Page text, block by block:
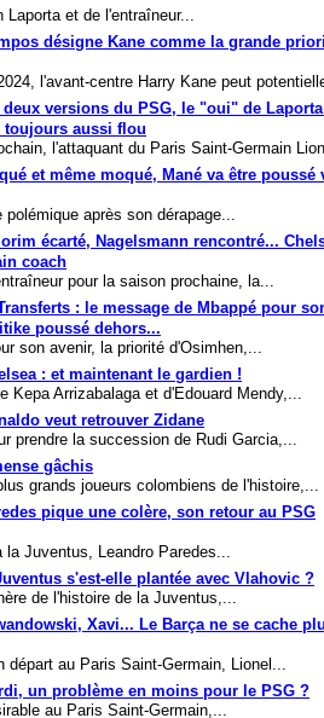
Laporta et de l'entraîneur...
désigne Kane comme la grande
l'avant-centre Harry Kane peut
deux versions du PSG, le "oui" de
toujours aussi flou
l'attaquant du Paris Saint-Germain
et même moqué, Mané va être poussé
polémique après son dérapage...
écarté, Nagelsmann rencontré...
coach
pour la saison prochaine, la...
: le message de Mbappé pour
poussé dehors...
son avenir, la priorité d'Osimhen,...
: et maintenant le gardien !
Kepa Arrizabalaga et d'Edouard Mendy,...
veut retrouver Zidane
prendre la succession de Rudi Garcia,...
gâchis
grands joueurs colombiens de l'histoire,...
pique une colère, son retour au PSG
la Juventus, Leandro Paredes...
s'est-elle plantée avec Vlahovic ?
de l'histoire de la Juventus,...
Xavi... Le Barça ne se cache
départ au Paris Saint-Germain, Lionel...
un problème en moins pour le PSG ?
au Paris Saint-Germain,...